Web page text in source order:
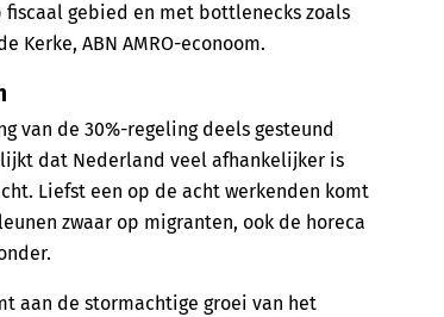
gebied en met bottlenecks zoals
Kerke, ABN AMRO-econoom.
van de 30%-regeling deels gesteund
dat Nederland veel afhankelijker is
Liefst een op de acht werkenden komt
zwaar op migranten, ook de horeca
aan de stormachtige groei van het